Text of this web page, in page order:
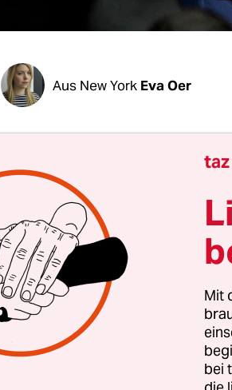
Aus New York Eva Oer
Der vom früheren US-
Bestsellerautor und
die Vorwahlen der
Senatswahlen im November
Am Mittwochabend, als mehr
waren, kam Vance nach
32 Prozent. Sein größter
Prozent auf den zweiten Platz.
taz
Mit
bei